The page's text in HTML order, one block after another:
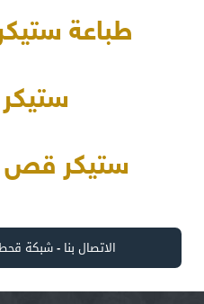
طباعة
ستيكر قص
الاتصال بنا -شبكة